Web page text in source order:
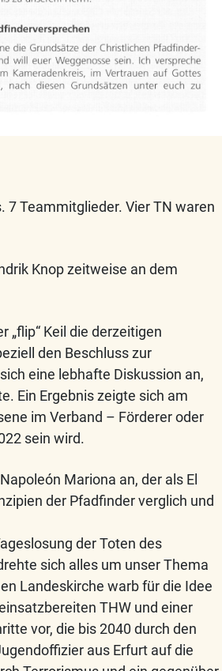
Teammitglieder. Vier TN waren
Knop zeitweise an dem
„flip“ Keil die derzeitigen
den Beschluss zur
eine lebhafte Diskussion an,
Ein Ergebnis zeigte sich am
im Verband – Förderer oder
sein wird.
Mariona an, der als El
der Pfadfinder verglich und
der Toten des
sich alles um unser Thema
Landeskirche warb für die Idee
THW und einer
vor, die bis 2040 durch den
aus Erfurt auf die